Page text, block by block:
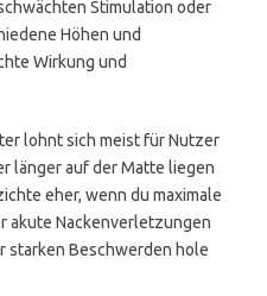
Stimulation oder
Höhen und
Wirkung und
lohnt sich meist für Nutzer
länger auf der Matte liegen
eher, wenn du maximale
akute Nackenverletzungen
starken Beschwerden hole